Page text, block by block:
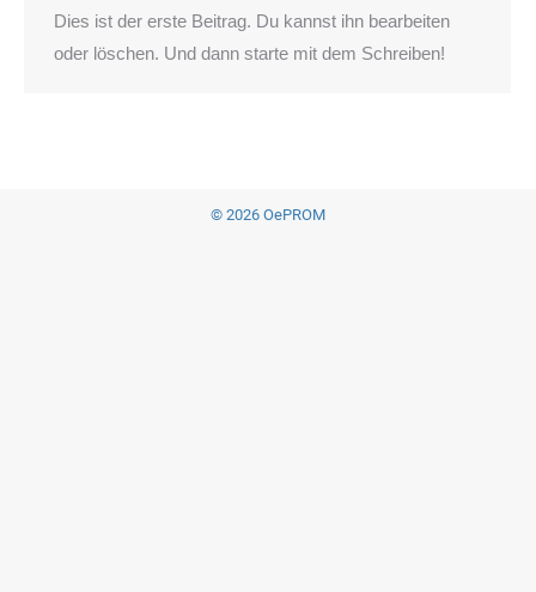
Dies ist der erste Beitrag. Du kannst ihn bearbeiten
oder löschen. Und dann starte mit dem Schreiben!
© 2026 OePROM